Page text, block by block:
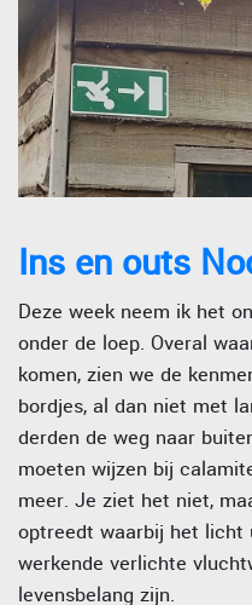
Ins en outs
Deze week neem ik het
onder de loep. Overal
komen, zien we de
bordjes, al dan niet met
derden de weg naar
moeten wijzen bij
meer. Je ziet het niet,
optreedt waarbij het licht
werkende verlichte
levensbelang zijn.